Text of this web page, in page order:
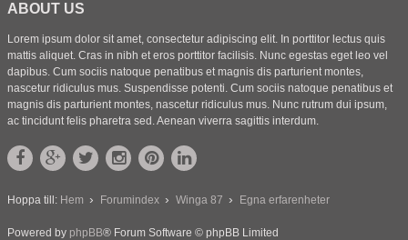
ABOUT US
Lorem ipsum dolor sit amet, consectetur adipiscing elit. In porttitor lectus quis
mattis aliquet. Cras in nibh et eros porttitor facilisis. Nunc egestas eget leo vel
dapibus. Cum sociis natoque penatibus et magnis dis parturient montes,
nascetur ridiculus mus. Suspendisse potenti. Cum sociis natoque penatibus et
magnis dis parturient montes, nascetur ridiculus mus. Nunc rutrum dui ipsum,
ac tincidunt felis pharetra sed. Aenean viverra sagittis interdum.
Hoppa till: Hem Forumindex Winga 87 Egna erfarenheter
Powered by phpBB® Forum Software © phpBB Limited